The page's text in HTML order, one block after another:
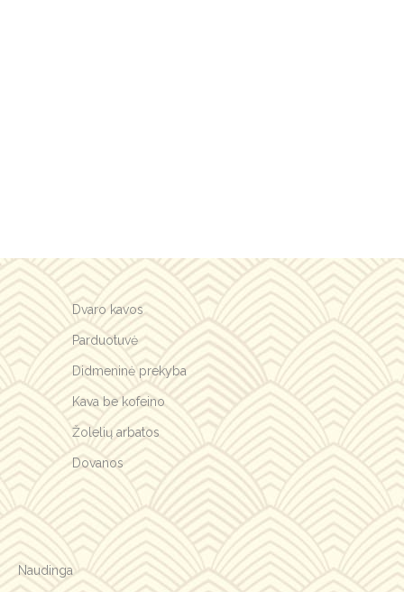
Dvaro kavos
Parduotuvė
Didmeninė prekyba
Kava be kofeino
Žolelių arbatos
Dovanos
Naudinga